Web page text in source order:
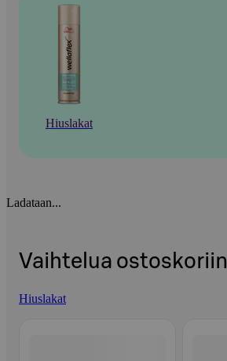
Hiuslakat
Ladataan...
Vaihtelua ostoskoriin
Hiuslakat